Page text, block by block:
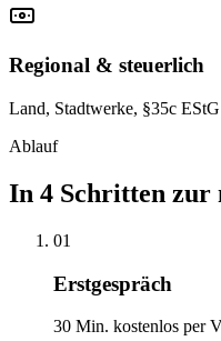
Regional & steuerlich
Land, Stadtwerke, §35c
Ablauf
In 4 Schritten zur
01
Erstgespräch
30 Min. kostenlos per